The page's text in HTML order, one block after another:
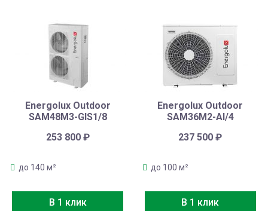
Energolux Outdoor
SAM48M3-GIS1/8
253 800 ₽
до 140 м²
В 1 клик
Energolux Outdoor
SAM36M2-AI/4
237 500₽
до 100 м²
В 1 клик